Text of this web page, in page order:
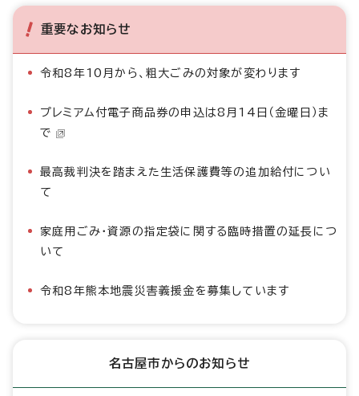
重要なお知らせ
令和8年10月から、粗大ごみの対象が変わります
プレミアム付電子商品券の申込は8月14日（金曜日）ま
で
最高裁判決を踏まえた生活保護費等の追加給付につい
て
家庭用ごみ・資源の指定袋に関する臨時措置の延長につ
いて
令和8年熊本地震災害義援金を募集しています
名古屋市からのお知らせ